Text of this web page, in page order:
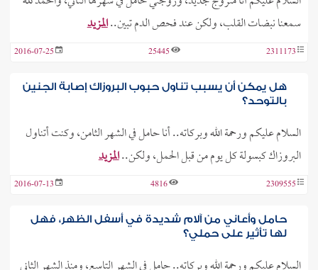
سمعنا نبضات القلب، ولكن عند فحص الدم تبين..المزيد
2311173
25445
2016-07-25
هل يمكن أن يسبب تناول حبوب البروزاك إصابة الجنين
بالتوحد؟
السلام عليكم ورحمة الله وبركاته.. أنا حامل في الشهر الثامن، وكنت أتناول
البروزاك كبسولة كل يوم من قبل الحمل، ولكن..المزيد
2309555
4816
2016-07-13
حامل وأعاني من آلام شديدة في أسفل الظهر، فهل
لها تأثير على حملي؟